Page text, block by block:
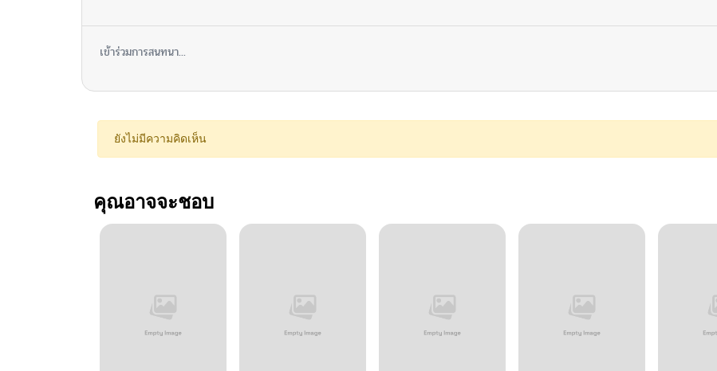
เข้าร่วมการสนทนา...
ยังไม่มีความคิดเห็น
คุณอาจจะชอบ